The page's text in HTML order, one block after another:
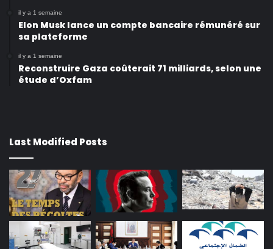
il y a 1 semaine
Elon Musk lance un compte bancaire rémunéré sur
sa plateforme
il y a 1 semaine
Reconstruire Gaza coûterait 71 milliards, selon une
étude d’Oxfam
Last Modified Posts